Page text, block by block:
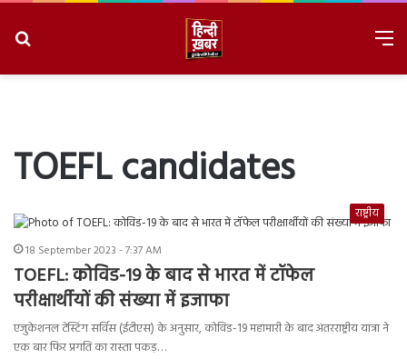
TOEFL candidates
राष्ट्रीय
18 September 2023 - 7:37 AM
TOEFL: कोविड-19 के बाद से भारत में टॉफेल
परीक्षार्थीयों की संख्या में इजाफा
एजुकेशनल टेस्टिंग सर्विस (ईटीएस) के अनुसार, कोविड-19 महामारी के बाद अंतरराष्ट्रीय यात्रा ने
एक बार फिर प्रगति का रास्ता पकड़…